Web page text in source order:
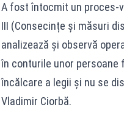
A fost întocmit un proces-
III (Consecințe și măsuri
analizează și observă
în conturile unor persoane
încălcare a legii și nu se
Vladimir Ciorbă.